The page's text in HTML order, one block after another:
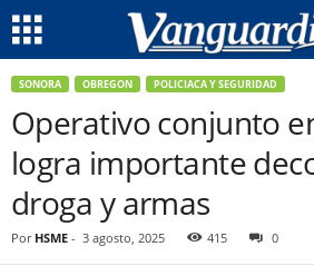
SONORA OBREGON POLICIACA Y SEGURIDAD
Operativo conjunto
logra importante
droga y armas
Por HSME - 3 agosto, 2025 415 0